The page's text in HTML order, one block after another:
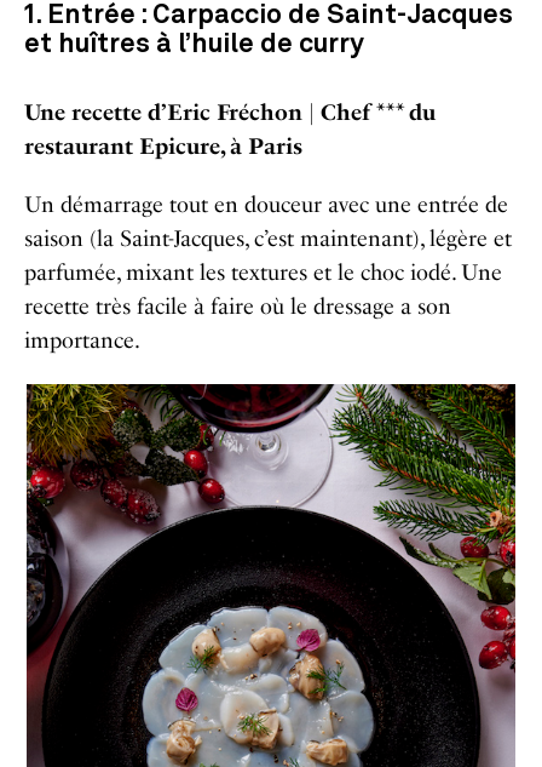
1. Entrée : Carpaccio de Saint-Jacques
et huîtres à l’huile de curry
Une recette d’Eric Fréchon | Chef *** du
restaurant Epicure, à Paris
Un démarrage tout en douceur avec une entrée de
saison (la Saint-Jacques, c’est maintenant), légère et
parfumée, mixant les textures et le choc iodé. Une
recette très facile à faire où le dressage a son
importance.